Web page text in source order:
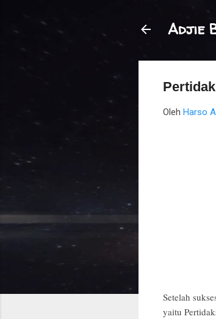
Adjie
Oleh Harso
Setelah
yaitu